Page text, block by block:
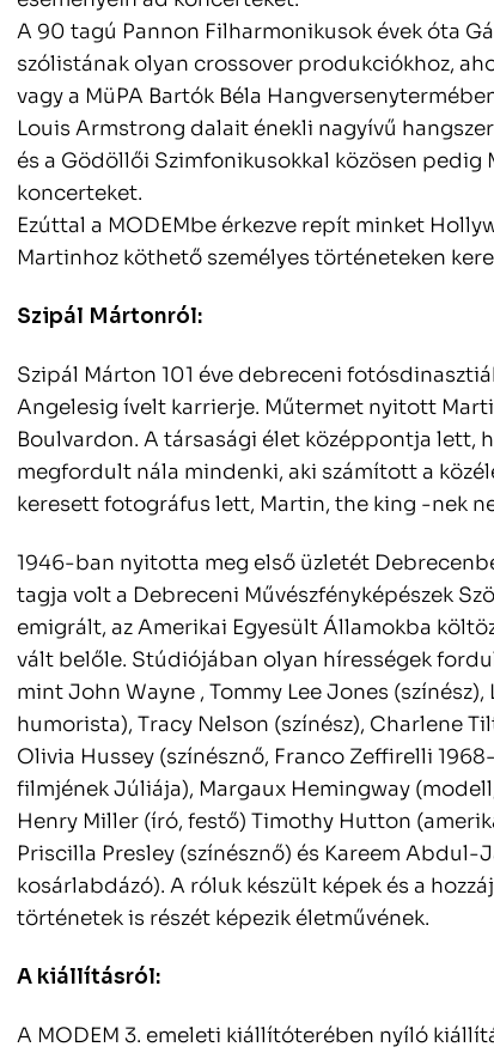
A 90 tagú Pannon Filharmonikusok évek óta
szólistának olyan crossover produkciókhoz,
vagy a MüPA Bartók Béla
Louis Armstrong dalait énekli nagyívű
és a Gödöllői Szimfonikusokkal közösen pedig
koncerteket.
Ezúttal a MODEMbe érkezve repít minket
Martinhoz köthető személyes történeteken
Szipál Mártonról:
Szipál Márton 101 éve debreceni
Angelesig ívelt karrierje. Műtermet nyitott
Boulvardon. A társasági élet középpontja lett,
megfordult nála mindenki, aki számított a
keresett fotográfus lett, Martin, the king -nek
1946-ban nyitotta meg első üzletét
tagja volt a Debreceni Művészfényképészek
emigrált, az Amerikai Egyesült Államokba
vált belőle. Stúdiójában olyan hírességek
mint John Wayne , Tommy Lee Jones (színész),
humorista), Tracy Nelson (színész), Charlene
Olivia Hussey (színésznő, Franco Zeffirelli
filmjének Júliája), Margaux Hemingway
Henry Miller (író, festő) Timothy Hutton
Priscilla Presley (színésznő) és Kareem Abdul-
kosárlabdázó). A róluk készült képek és a
történetek is részét képezik életművének.
A kiállításról:
A MODEM 3. emeleti kiállítóterében nyíló